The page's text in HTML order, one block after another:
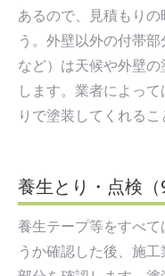
あるので、見積もり
う。外壁以外の付帯
など）は天候や外壁
します。業者によっ
りで塗装してくれるこ
養生とり・点検（
養生テープ等をすべ
うか確認した後、施